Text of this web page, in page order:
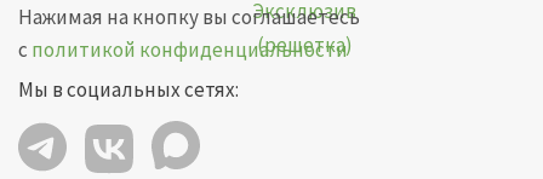
Нажимая на кнопку вы соглашаетесь
с политикой конфиденциальности
Мы в социальных сетях: